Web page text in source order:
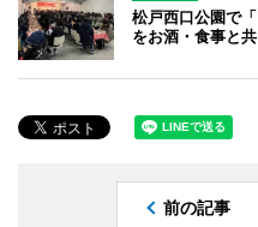
松戸西口公園で
をお酒・食事と
前の記事